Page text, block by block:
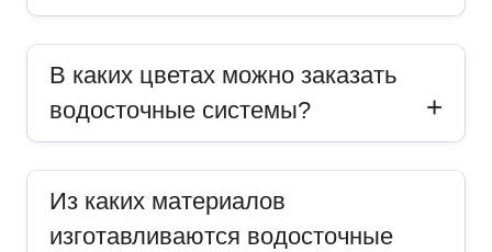
В каких цветах можно заказать
водосточные системы?
Из каких материалов
изготавливаются водосточные